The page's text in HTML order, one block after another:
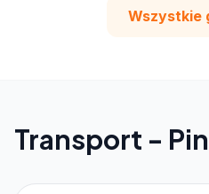
Wszystkie
Transport -